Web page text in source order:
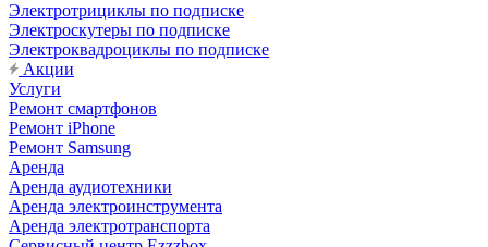
Электротрициклы по подписке
Электроскутеры по подписке
Электроквадроциклы по подписке
Акции
Услуги
Ремонт смартфонов
Ремонт iPhone
Ремонт Samsung
Аренда
Аренда аудиотехники
Аренда электроинструмента
Аренда электротранспорта